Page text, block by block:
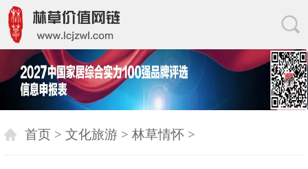
首页 > 文化旅游> 林草情怀>